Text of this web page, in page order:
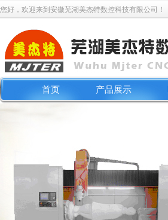
您好，欢迎来到安徽芜湖美杰特数控科技有限公司！
首页 产品展示